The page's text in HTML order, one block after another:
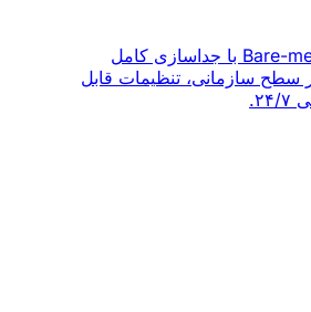
سرورهای اختصاصی Bare-metal با جداسازی کامل
سازمانی، تنظیمات قابل